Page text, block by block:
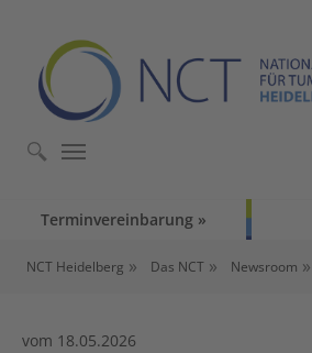
Terminvereinbarung
NCT Heidelberg Das NCT Newsroom
vom 18.05.2026